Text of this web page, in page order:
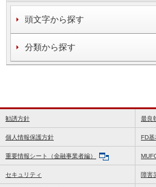
頭文字から探す
分類から探す
勧誘方針 最良
個人情報保護方針 FD基
重要情報シート（金融事業者編）
セキュリティ 障害